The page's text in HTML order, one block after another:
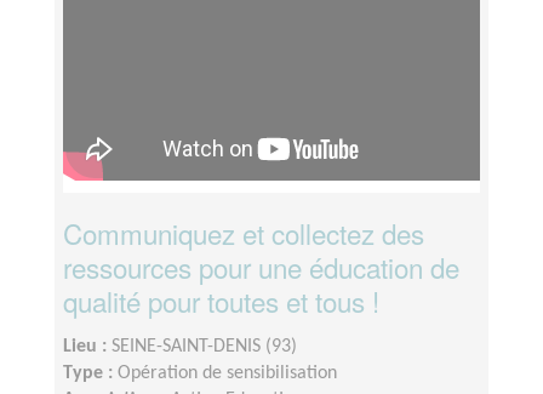
Communiquez et collectez des
ressources pour une éducation de
qualité pour toutes et tous !
Lieu : SEINE-SAINT-DENIS (93)
Type : Opération de sensibilisation